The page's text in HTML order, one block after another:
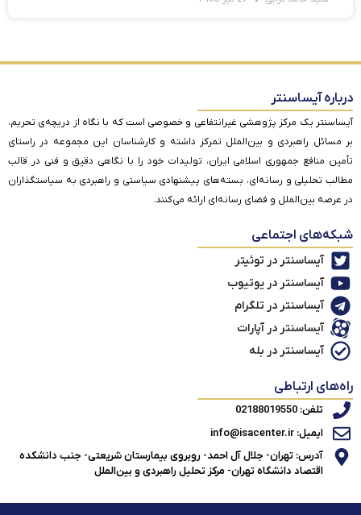
درباره آیساسنتر
آیساسنتر یک مرکز پژوهشی غیرانتفاعی و خصوصی است که با نگاه از دریچه‌ی تحریم،
بر مسائل راهبردی و بین‌الملل تمرکز داشته و کارشناسان این مجموعه در راستای
تأمین منافع جمهوری اسلامی ایران، تولیدات خود را با نگاهی دقیق و فنی در قالب
مطالب تحلیلی و رسانه‌ای، بسته‌های پیشنهادی سیاستی و راهبردی به سیاستگذاران
در عرصه بین‌الملل و فضای رسانه‌ای ارائه می‌کنند.
شبکه‌های اجتماعی
آیساسنتر در توئیتر
آیساسنتر در یوتیوب
آیساسنتر در تلگرام
آیساسنتر در آپارات
آیساسنتر در بله
راه‌های ارتباطی
تلفن: 02188019550
ایمیل: info@isacenter.ir
آدرس: تهران- جلال آل احمد- روبروی بیمارستان شریعتی- جنب دانشکده
اقتصاد دانشگاه تهران- مرکز تحلیل راهبردی و بین‌الملل